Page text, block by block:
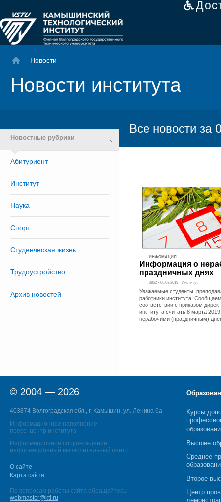
Новости
Новости института
Новостные рубрики
Абитуриент
Институт
Наука
Спорт
Студенческая жизнь
Трудоустройство
Архив новостей
Все новости за
ИНФОМАЦИЯ
Информация о
праздничных днях
3862 • 06.03.2019 - Институт
Уважаемые студенты,
работники института!
соответствии с приказом
института считать 8 марта 2019
нерабочими (праздничным)
© 2004 — 2026
403874 Волгоградская обл., г. Камышин, ул. Ленина 6а
Информационное наполнение:
пресс–центр института
Информационное сопровождение:
информационный вычислительный центр
О сайте
Карта сайта
По вопросам работы сайта обращайтесь:
webmaster@kti.ru
Курсы
Высшее
Среднее
Второе
Центр